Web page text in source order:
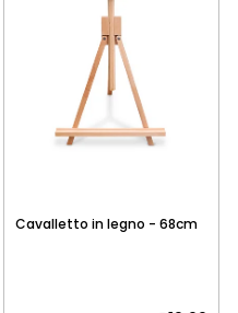
Cavalletto in legno - 68cm